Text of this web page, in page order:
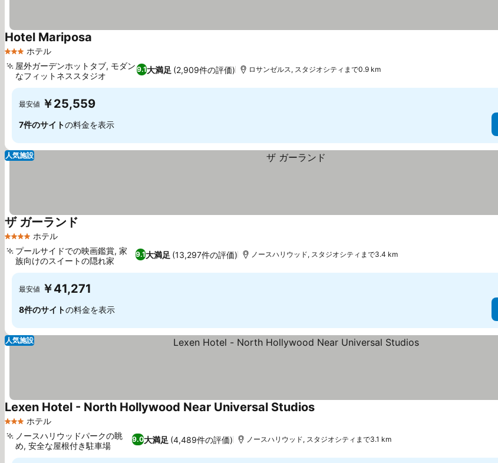
3 ホテルのランク
ホテル
Hotel Mariposa
9.1大満足 (2,909件の評価)
屋外ガーデンホットタブ, モダン
なフィットネススタジオ
ロサンゼルス, スタジオシティまで0.9 km
最安値 ￥25,559
7件のサイトの料金を表示
人気施設
4 ホテルのランク
ホテル
ザ ガーランド
9.1大満足 (13,297件の評価)
プールサイドでの映画鑑賞, 家
族向けのスイートの隠れ家
ノースハリウッド, スタジオシティまで3.4 km
最安値 ￥41,271
8件のサイトの料金を表示
人気施設
3 ホテルのランク
ホテル
Lexen Hotel - North Hollywood Near Universal Studios
9.0大満足 (4,489件の評価)
ノースハリウッドパークの眺
め, 安全な屋根付き駐車場
ノースハリウッド, スタジオシティまで3.1 km